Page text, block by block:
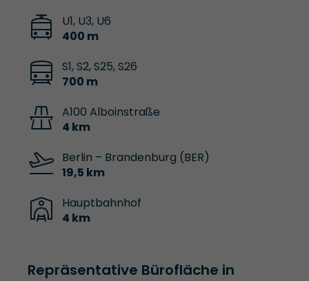
U1, U3, U6
400 m
S1, S2, S25, S26
700 m
A100 Alboinstraße
4 km
Berlin – Brandenburg (BER)
19,5 km
Hauptbahnhof
4 km
Repräsentative Bürofläche in